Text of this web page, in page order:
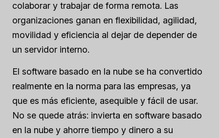
colaborar y trabajar de forma remota. Las
organizaciones ganan en flexibilidad, agilidad,
movilidad y eficiencia al dejar de depender de
un servidor interno.
El software basado en la nube se ha convertido
realmente en la norma para las empresas, ya
que es más eficiente, asequible y fácil de usar.
No se quede atrás: invierta en software basado
en la nube y ahorre tiempo y dinero a su